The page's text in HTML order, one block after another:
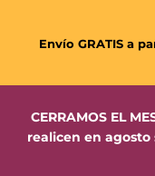
Envío GRATIS a
CERRAMOS EL
realicen en agosto